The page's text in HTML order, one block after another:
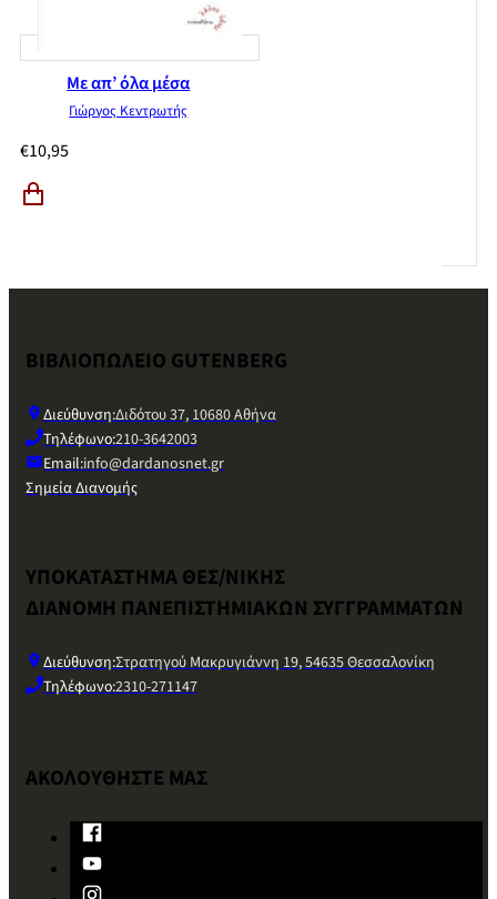
Με απ’ όλα μέσα
Γιώργος Κεντρωτής
€10,95
ΒΙΒΛΙΟΠΩΛΕΙΟ GUTENBERG
Διεύθυνση:Διδότου 37, 10680 Αθήνα
Τηλέφωνο:210-3642003
Email:info@dardanosnet.gr
Σημεία Διανομής
ΥΠΟΚΑΤΑΣΤΗΜΑ ΘΕΣ/ΝΙΚΗΣ
ΔΙΑΝΟΜΗ ΠΑΝΕΠΙΣΤΗΜΙΑΚΩΝ ΣΥΓΓΡΑΜΜΑΤΩΝ
Διεύθυνση:Στρατηγού Μακρυγιάννη 19, 54635 Θεσσαλονίκη
Τηλέφωνο:2310-271147
ΑΚΟΛΟΥΘΗΣΤΕ ΜΑΣ